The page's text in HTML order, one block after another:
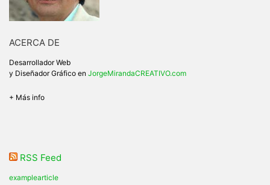
ACERCA DE
Desarrollador Web
y Diseñador Gráfico en JorgeMirandaCREATIVO.com
+ Más info
RSS Feed
examplearticle